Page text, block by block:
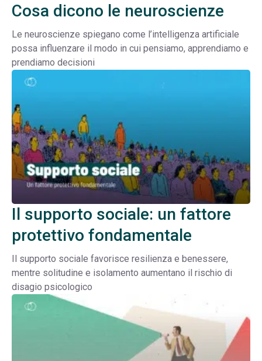
Cosa dicono le neuroscienze
Le neuroscienze spiegano come l’intelligenza artificiale
possa influenzare il modo in cui pensiamo, apprendiamo e
prendiamo decisioni
Il supporto sociale: un fattore
protettivo fondamentale
Il supporto sociale favorisce resilienza e benessere,
mentre solitudine e isolamento aumentano il rischio di
disagio psicologico